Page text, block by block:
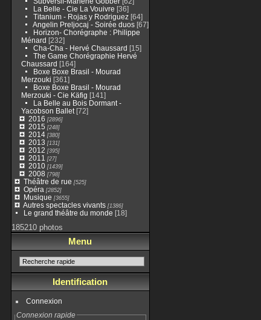
La Belle - Cie La Vouivre [36]
Titanium - Rojas y Rodriguez[64]
Angelin Preljocaj - Soirée duos[67]
Horizon- Chorégraphe : Philippe
Ménard [232]
Cha-Cha - Hervé Chaussard [15]
The Game Chorégraphie Hervé
Chaussard [164]
Boxe Boxe Brasil - Mourad
Merzouki [361]
Boxe Boxe Brasil - Mourad
Merzouki - Cie Käfig [141]
La Belle au Bois Dormant -
Yacobson Ballet[72]
2016 [2896]
2015 [248]
2014[380]
2013 [131]
2012 [395]
2011 [27]
2010[1439]
2008 [798]
Théâtre de rue [525]
Opéra [2852]
Musique [3655]
Autres spectacles vivants[1386]
Le grand théâtre du monde [18]
185210 photos
Menu
Identification
Connexion
Connexion rapide